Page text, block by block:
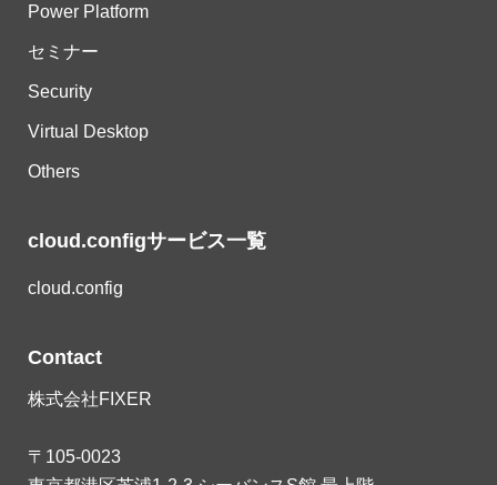
Power Platform
セミナー
Security
Virtual Desktop
Others
cloud.configサービス一覧
cloud.config
Contact
株式会社FIXER
〒105-0023